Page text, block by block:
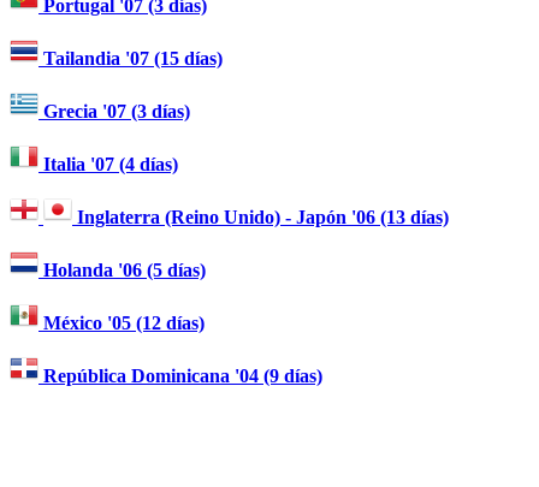
Portugal '07 (3 días)
Tailandia '07 (15 días)
Grecia '07 (3 días)
Italia '07 (4 días)
Inglaterra (Reino Unido) - Japón '06 (13 días)
Holanda '06 (5 días)
México '05 (12 días)
República Dominicana '04 (9 días)